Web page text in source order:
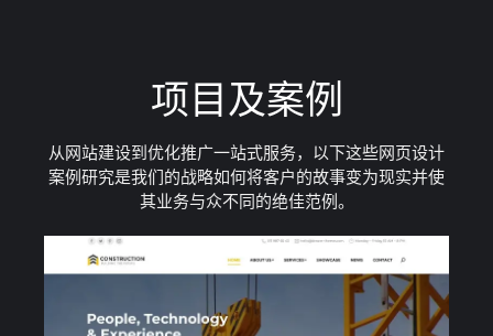
项目及案例
从网站建设到优化推广一站式服务，以下这些网页设计
案例研究是我们的战略如何将客户的故事变为现实并使
其业务与众不同的绝佳范例。